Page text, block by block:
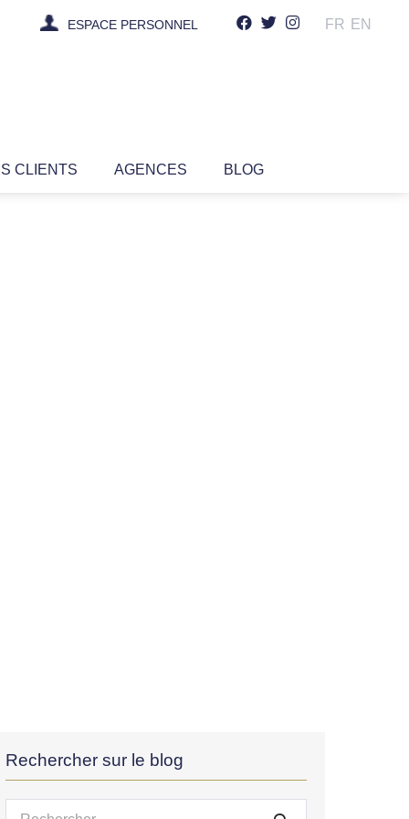
ESPACE PERSONNEL FR EN
CLIENTS AGENCES BLOG
Rechercher sur le blog
Recherche